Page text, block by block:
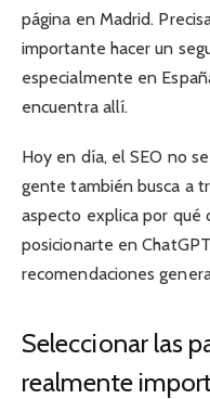
página en Madrid.
importante hacer un
especialmente en
encuentra allí.
Hoy en día, el SEO no
gente también busca a
aspecto explica por qué
posicionarte en
recomendaciones
Seleccionar las
realmente